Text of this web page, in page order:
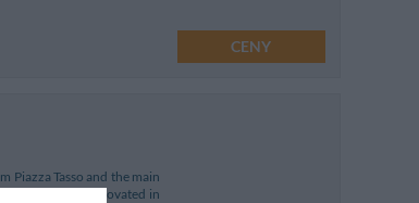
CENY
Piazza Tasso and the main
Completely renovated in